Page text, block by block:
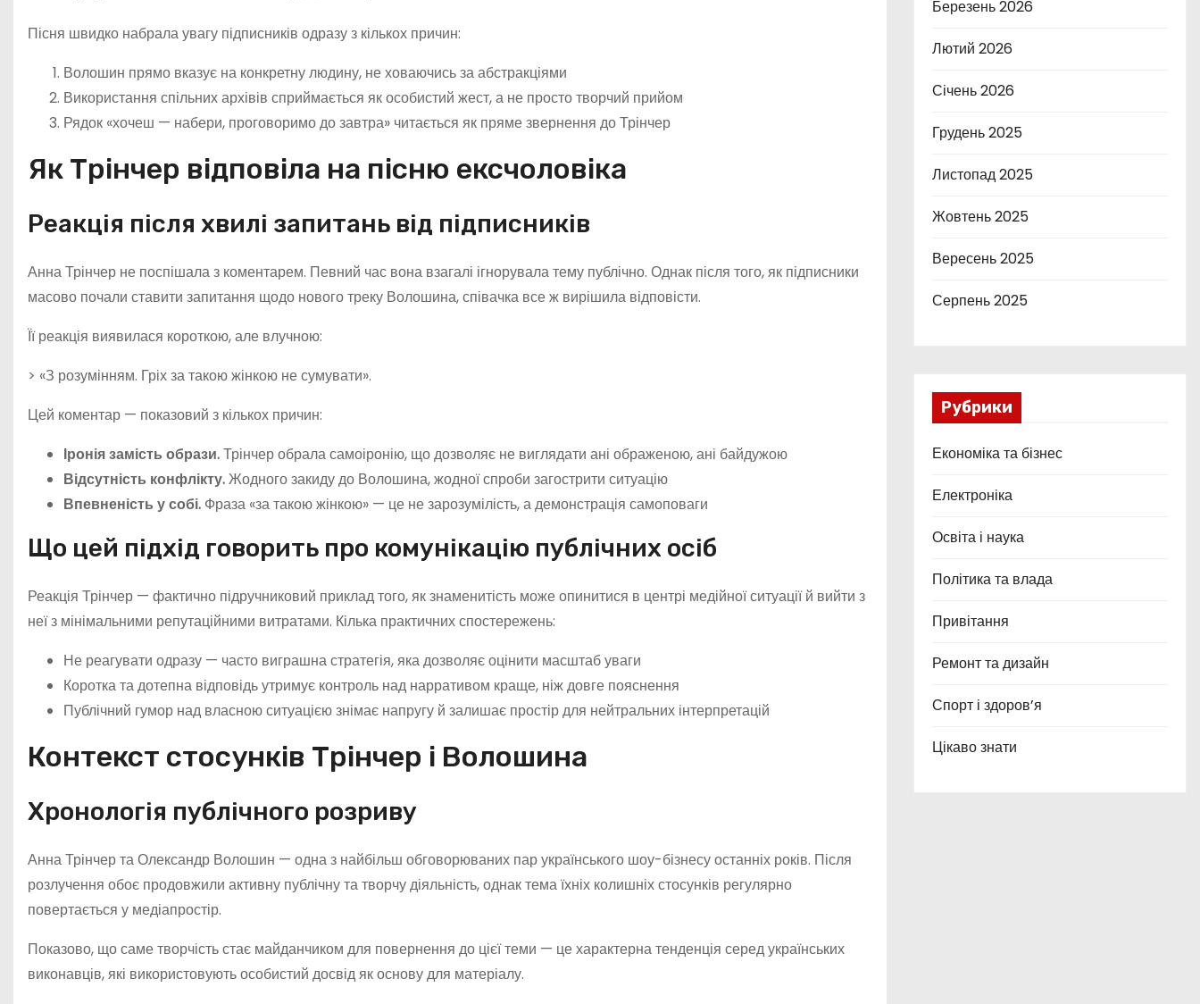
Пісня швидко набрала увагу підписників одразу з кількох причин:
Волошин прямо вказує на конкретну людину, не ховаючись за абстракціями
Використання спільних архівів сприймається як особистий жест, а не просто творчий прийом
Рядок «хочеш — набери, проговоримо до завтра» читається як пряме звернення до Трінчер
Як Трінчер відповіла на пісню ексчоловіка
Реакція після хвилі запитань від підписників
Анна Трінчер не поспішала з коментарем. Певний час вона взагалі ігнорувала тему публічно. Однак після того, як підписники
масово почали ставити запитання щодо нового треку Волошина, співачка все ж вирішила відповісти.
Її реакція виявилася короткою, але влучною:
> «З розумінням. Гріх за такою жінкою не сумувати».
Цей коментар — показовий з кількох причин:
Іронія замість образи.Трінчер обрала самоіронію, що дозволяє не виглядати ані ображеною, ані байдужою
Відсутність конфлікту.Жодного закиду до Волошина, жодної спроби загострити ситуацію
Впевненість у собі. Фраза «за такою жінкою» — це не зарозумілість, а демонстрація самоповаги
Що цей підхід говорить про комунікацію публічних осіб
Реакція Трінчер — фактично підручниковий приклад того, як знаменитість може опинитися в центрі медійної ситуації й вийти з
неї з мінімальними репутаційними витратами. Кілька практичних спостережень:
Не реагувати одразу — часто виграшна стратегія, яка дозволяє оцінити масштаб уваги
Коротка та дотепна відповідь утримує контроль над нарративом краще, ніж довге пояснення
Публічний гумор над власною ситуацією знімає напругу й залишає простір для нейтральних інтерпретацій
Контекст стосунків Трінчер і Волошина
Хронологія публічного розриву
Анна Трінчер та Олександр Волошин — одна з найбільш обговорюваних пар українського шоу-бізнесу останніх років. Після
розлучення обоє продовжили активну публічну та творчу діяльність, однак тема їхніх колишніх стосунків регулярно
повертається у медіапростір.
Показово, що саме творчість стає майданчиком для повернення до цієї теми — це характерна тенденція серед українських
виконавців, які використовують особистий досвід як основу для матеріалу.
Березень 2026
Лютий 2026
Січень 2026
Грудень 2025
Листопад 2025
Жовтень 2025
Вересень 2025
Серпень 2025
Рубрики
Економіка та бізнес
Електроніка
Освіта і наука
Політика та влада
Привітання
Ремонт та дизайн
Спорт і здоров’я
Цікаво знати